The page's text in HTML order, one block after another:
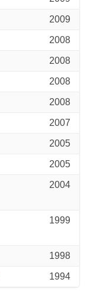
2009
2008
2008
2008
2008
2007
2005
2005
2004
1999
1998
1994